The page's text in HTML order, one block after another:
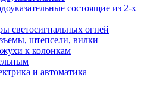
состоящие из 2-х
светосигнальных огней
штепсели, вилки
к колонкам
и автоматика